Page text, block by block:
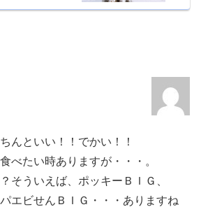
んといい！！でかい！！
べたい時ありますが・・・。
そういえば、ポッキーＢＩＧ、
エビせんＢＩＧ・・・ありますね